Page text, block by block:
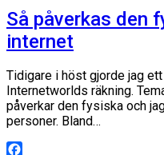
Så påverkas den
internet
Tidigare i höst gjorde jag
Internetworlds räkning.
påverkar den fysiska och
personer. Bland…